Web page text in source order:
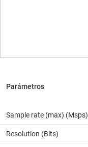
Sample rate (max) (Msps)
Resolution (Bits)